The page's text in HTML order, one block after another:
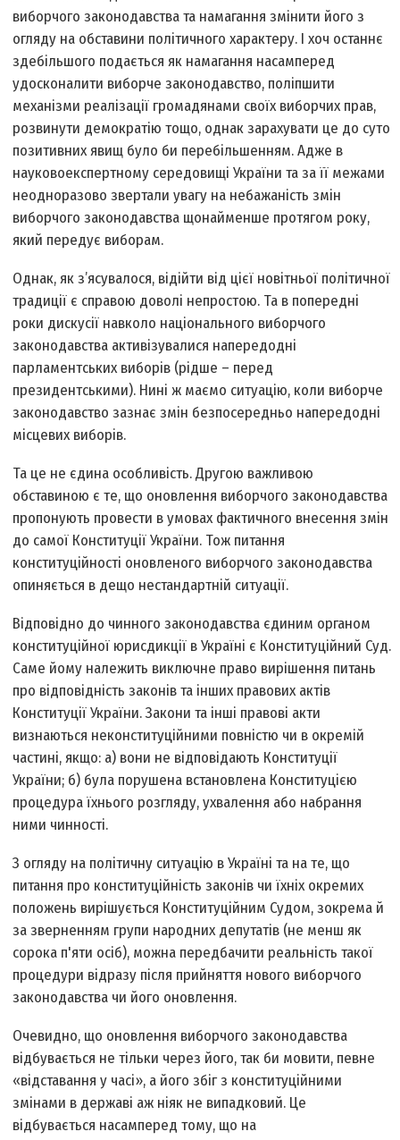
виборчого законодавства та намагання змінити його з
огляду на обставини політичного характеру. І хоч останнє
здебільшого подається як намагання насамперед
удосконалити виборче законодавство, поліпшити
механізми реалізації громадянами своїх виборчих прав,
розвинути демократію тощо, однак зарахувати це до суто
позитивних явищ було би перебільшенням. Адже в
науково­експертному середовищі України та за її межами
неодноразово звертали увагу на небажаність змін
виборчого законодавства щонайменше протягом року,
який передує виборам.
Однак, як з’ясувалося, відійти від цієї новітньої політичної
традиції є справою доволі непростою. Та в попередні
роки дискусії навколо національного виборчого
законодавства активізувалися напередодні
парламентських виборів (рідше – перед
президентськими). Нині ж маємо ситуацію, коли виборче
законодавство зазнає змін безпосередньо напередодні
місцевих виборів.
Та це не єдина особливість. Другою важливою
обставиною є те, що оновлення виборчого законодавства
пропонують провести в умовах фактичного внесення змін
до самої Конституції України. Тож питання
конституційності оновленого виборчого законодавства
опиняється в дещо нестандартній ситуації.
Відповідно до чинного законодавства єдиним органом
конституційної юрисдикції в Україні є Конституційний Суд.
Саме йому належить виключне право вирішення питань
про відповідність законів та інших правових актів
Конституції України. Закони та інші правові акти
визнаються неконституційними повністю чи в окремій
частині, якщо: а) вони не відповідають Конституції
України; б) була порушена встановлена Конституцією
процедура їхнього розгляду, ухвалення або набрання
ними чинності.
З огляду на політичну ситуацію в Україні та на те, що
питання про конституційність законів чи їхніх окремих
положень вирішується Конституційним Судом, зокрема й
за зверненням групи народних депутатів (не менш як
сорока п'яти осіб), можна передбачити реальність такої
процедури відразу після прийняття нового виборчого
законодавства чи його оновлення.
Очевидно, що оновлення виборчого законодавства
відбувається не тільки через його, так би мовити, певне
«відставання у часі», а його збіг з конституційними
змінами в державі аж ніяк не випадковий. Це
відбувається насамперед тому, що на